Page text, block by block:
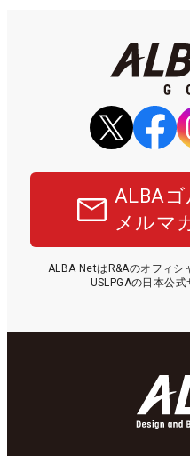
ALBA
メルマ
ALBA NetはR&Aのオフィシ
USLPGAの日本公式